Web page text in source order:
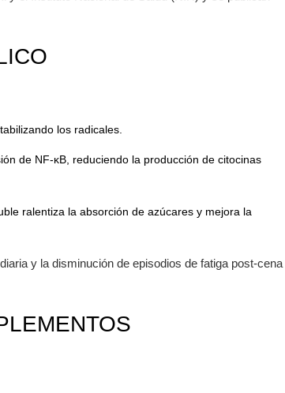
los radicales.
de NF‑κB, reduciendo la producción de citocinas
ralentiza la absorción de azúcares y mejora la
y la disminución de episodios de fatiga post‑cena